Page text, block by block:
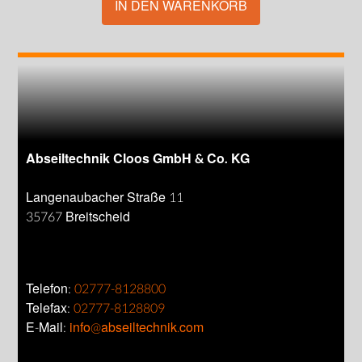
IN DEN WARENKORB
Abseiltechnik Cloos GmbH & Co. KG
Langenaubacher Straße 11
35767 Breitscheid
Telefon:02777-8128800
Telefax:02777-8128809
E-Mail: info@abseiltechnik.com